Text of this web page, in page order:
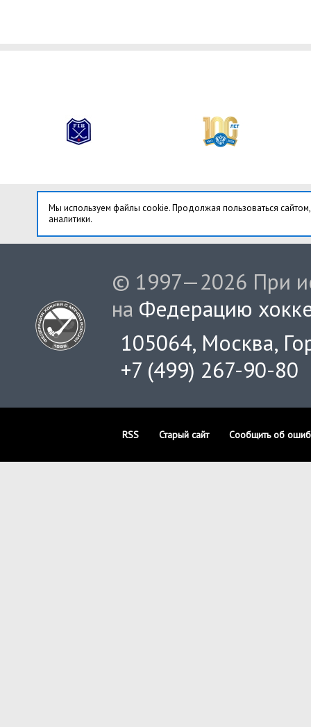
Мы используем файлы cookie. Продолжая пользоваться
аналитики.
© 1997—2026 При
на Федерацию
105064, Москва,
+7 (499) 267-90-80
RSS Старый сайт Сообщить об